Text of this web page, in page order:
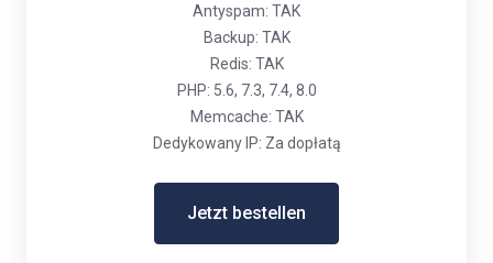
Antyspam: TAK
Backup: TAK
Redis: TAK
PHP: 5.6, 7.3, 7.4, 8.0
Memcache: TAK
Dedykowany IP: Za dopłatą
Jetzt bestellen